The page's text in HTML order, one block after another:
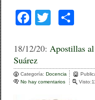
L
u
c
S
t
F
c
e
b
T
tt
er
m
p
ar
18/12/20: Apostillas
Suárez
Categoría:Docencia
No hay comentarios